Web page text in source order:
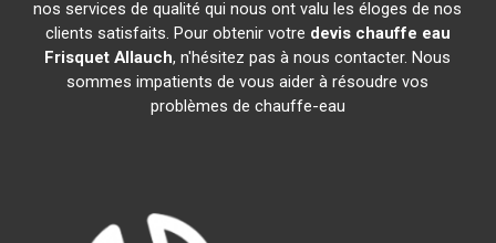
nos services de qualité qui nous ont valu les éloges de nos
clients satisfaits. Pour obtenir votre devis chauffe eau
Frisquet Allauch, n'hésitez pas à nous contacter. Nous
sommes impatients de vous aider à résoudre vos
problèmes de chauffe-eau